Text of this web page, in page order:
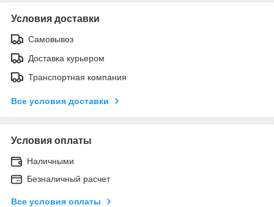
Условия доставки
Самовывоз
Доставка курьером
Транспортная компания
Все условия доставки
Условия оплаты
Наличными
Безналичный расчет
Все условия оплаты